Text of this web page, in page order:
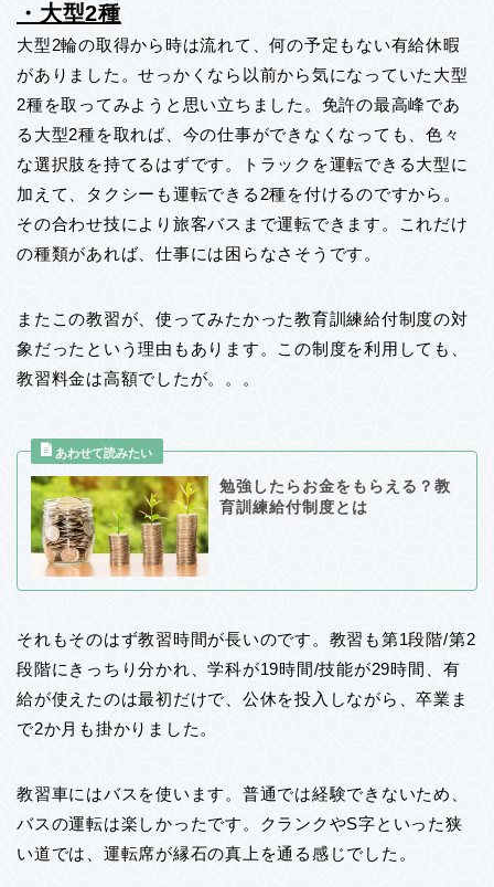
・大型2種
大型2輪の取得から時は流れて、何の予定もない有給休暇
がありました。せっかくなら以前から気になっていた大型
2種を取ってみようと思い立ちました。免許の最高峰であ
る大型2種を取れば、今の仕事ができなくなっても、色々
な選択肢を持てるはずです。トラックを運転できる大型に
加えて、タクシーも運転できる2種を付けるのですから。
その合わせ技により旅客バスまで運転できます。これだけ
の種類があれば、仕事には困らなさそうです。
またこの教習が、使ってみたかった教育訓練給付制度の対
象だったという理由もあります。この制度を利用しても、
教習料金は高額でしたが。。。
勉強したらお金をもらえる？教
育訓練給付制度とは
それもそのはず教習時間が長いのです。教習も第1段階/第2
段階にきっちり分かれ、学科が19時間/技能が29時間、有
給が使えたのは最初だけで、公休を投入しながら、卒業ま
で2か月も掛かりました。
教習車にはバスを使います。普通では経験できないため、
バスの運転は楽しかったです。クランクやS字といった狭
い道では、運転席が縁石の真上を通る感じでした。